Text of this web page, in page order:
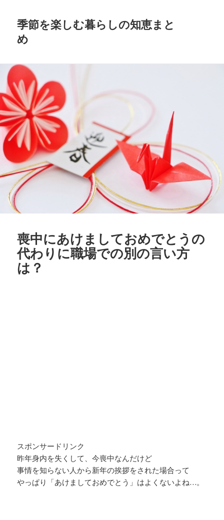
季節を楽しむ暮らしの知恵まと
め
喪中にあけましておめでとうの
代わりに職場での別の言い方
は？
スポンサードリンク
昨年身内を失くして、今喪中なんだけど
事情を知らない人から新年の挨拶をされた場合って
やっぱり「あけましておめでとう」はよくないよね…。